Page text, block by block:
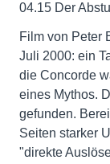
04.15 Der
Film von Peter
Juli 2000: ein
die Concorde
eines Mythos.
gefunden.
Seiten starker
"direkte